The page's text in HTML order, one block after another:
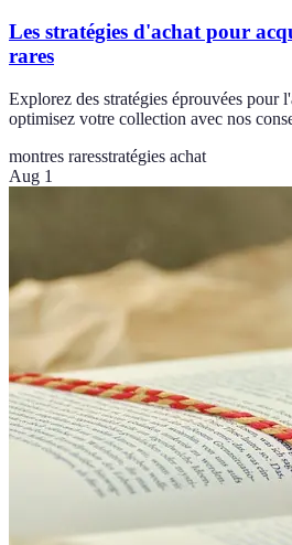
Les stratégies d'achat pour
rares
Explorez des stratégies éprouvées pour
optimisez votre collection avec nos
montres raresstratégies achat
Aug 1